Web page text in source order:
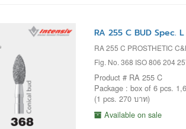
RA 255 C BUD Spec.
RA 255 C PROSTHETIC
Fig. No. 368 ISO 806 204
Product # RA 255 C
Package : box of 6 pcs.
(1 pcs. 270 บาท)
Available on sale